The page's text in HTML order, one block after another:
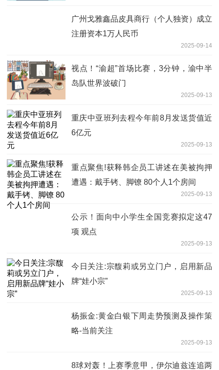
广州戈雅鑫品皮具商行（个人独资）成立
注册资本1万人民币
2025-09-14
视点！“渝超”首场比赛，3分钟，渝中半
岛队世界波破门
2025-09-13
重庆中亚班列去程今年前8月发送货值近
6亿元
2025-09-13
重点聚焦!获释韩企员工讲述在美被拘押
遭遇：戴手铐、脚镣 80个人1个房间
2025-09-13
公示！面向中小学生全国竞赛拟定这47
项 观点
2025-09-13
今日关注:宗馥莉或另立门户，启用新品
牌“娃小宗”
2025-09-13
杨振金:黄金白银下周走势预测及操作策
略-当前关注
2025-09-13
8球对轰！上赛季意甲，伊尔迪兹连追两